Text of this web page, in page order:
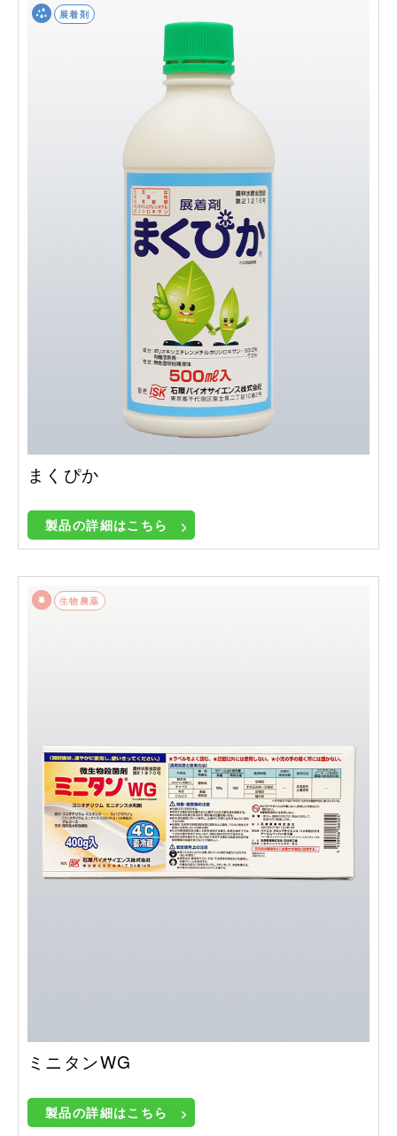
展着剤
まくぴか
製品の詳細はこちら
殺菌剤
生物農薬
ミニタンWG
製品の詳細はこちら